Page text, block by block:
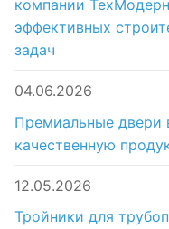
компании
эффективных
задач
04.06.2026
Премиальные двери
качественную
12.05.2026
Тройники для